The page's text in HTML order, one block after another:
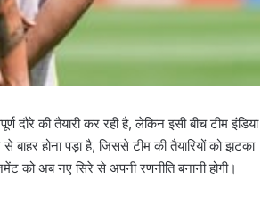
दौरे की तैयारी कर रही है, लेकिन इसी बीच टीम इंडिया
होना पड़ा है, जिससे टीम की तैयारियों को झटका
को अब नए सिरे से अपनी रणनीति बनानी होगी।